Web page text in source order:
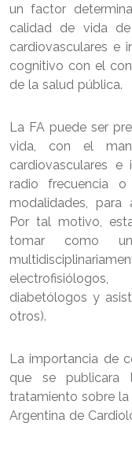
un factor
calidad de vida
cardiovasculares e
cognitivo con el
de la salud pública.
La FA puede ser
vida, con el
cardiovasculares
radio frecuencia
modalidades, para
Por tal motivo,
tomar como
diabetólogos y
otros).
La importancia de
que se publicara
tratamiento sobre la
Argentina de